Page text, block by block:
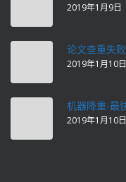
2019年1月9日
论文查重失
2019年1月10日
机器降重-最
2019年1月10日